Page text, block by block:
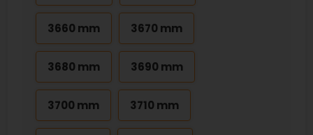
3660 mm 3670 mm
3680 mm 3690 mm
3700 mm 3710 mm